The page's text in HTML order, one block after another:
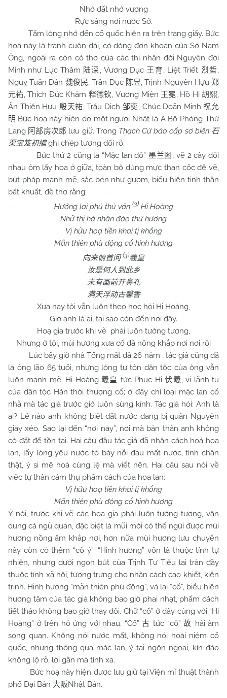
Nhớ đất nhớ vương
Rực sáng nơi nước Sở.
Tấm lòng nhớ đến cố quốc hiện ra trên trang giấy. Bức
hoạ này là tranh cuộn dài, có dòng đơn khoản của Sở Nam
Ông, ngoài ra còn có thơ của các thi nhân đời Nguyên đời
Minh như Lục Thâm 陆深 , Vương Dục 王育, Liệt Triết 烈哲,
Nguỵ Tuấn Dân 魏俊民, Trần Dục 陈昱, Trịnh Nguyên Hựu郑
元祐, Thích Đức Khâm 释德钦, Vương Miện 王冕 , Hồ Hi胡熙,
Ân Thiên Hựu 殷天祐, Trâu Dịch 邹奕, Chúc Doãn Minh祝允
明 .Bức hoạ này hiện do một người Nhật là A Bộ Phòng Thứ
Lang 阿部房次郎 lưu giữ. Trong Thạch Cừ bảo cấp sơ biên 石
渠宝笈初编ghi chép tương đối rõ.
Bức thứ 2 cũng là “Mặc lan đồ” 墨兰图 , vẽ 2 cây đối
nhau ôm lấy hoa ở giữa, toàn bộ dùng mực than cốc để vẽ,
bút pháp mạnh mẽ, sắc bén như gươm, biểu hiện tinh thần
bất khuất, đề thơ rằng:
Hướng lai phủ thủ vấn (3)Hi Hoàng
Nhữ thị hà nhân đáo thử hương
Vị hữu hoạ tiền khai tị khổng
Mãn thiên phù động cổ hinh hương
向来俯首问 (3)羲皇
汝是何人到此乡
未有画前开鼻孔
满天浮动古馨香
Xưa nay tôi vẫn luôn theo học hỏi Hi Hoàng,
Giờ anh là ai, tại sao còn đến nơi đây.
Hoạ gia trước khi vẽ phải luôn tưởng tượng,
Nhưng ở tôi, mùi hương xưa cổ đã nồng khắp nơi nơi rồi
Lúc bấy giờ nhà Tống mất đã 26 năm , tác giả cũng đã
là ông lão 65 tuổi, nhưng lòng tự tôn dân tộc của ông vẫn
luôn mạnh mẽ. Hi Hoàng 羲皇 tức Phục Hi伏羲, vị lãnh tụ
của dân tộc Hán thời thượng cổ; ở đây chỉ loại mặc lan cổ
nhã mà tác giả trước giờ luôn sùng kính. Tác giả hỏi: Anh là
ai? Lẽ nào anh không biết đất nước đang bị quân Nguyên
giày xéo. Sao lại đến “nơi này”, nơi mà bản thân anh không
có đất để tồn tại. Hai câu đầu tác giả đã nhân cách hoá hoa
lan, lấy lòng yêu nước tỏ bày nỗi đau mất nước, tình chân
thật, ý si mê hoà cùng lệ mà viết nên. Hai câu sau nói về
việc tự thân cảm thụ phẩm cách của hoa lan:
Vị hữu hoạ tiền khai tị khổng
Mãn thiên phù động cổ hinh hương
Ý nói, trước khi vẽ các hoạ gia phải luôn tưởng tượng, vận
dụng cả ngũ quan, đặc biệt là mũi mới có thể ngửi được mùi
hương nồng ấm khắp nơi, hơn nữa mùi hương lưu chuyển
này còn có thêm “cổ ý”. “Hinh hương” vốn là thuộc tính tự
nhiên, nhưng dưới ngọn bút của Trịnh Tư Tiếu lại tràn đầy
thuộc tính xã hội, tượng trưng cho nhân cách cao khiết, kiên
trinh. Hinh hương “mãn thiên phù động”, vả lại “cổ”, biểu hiện
hương tâm của tác giả không bao giờ phai nhạt, phẩm cách
tiết tháo không bao giờ thay đổi. Chữ “cổ” ở đây cùng với “Hi
Hoàng” ở trên hô ứng với nhau. “Cổ”古 tức “cố”故 hài âm
song quan. Không nói nước mất, không nói hoài niệm cố
quốc, nhưng thông qua mặc lan, ý tại ngôn ngoại, kín đáo
không lộ rõ, lời gần mà tình xa.
Bức hoạ này hiện được lưu giữ tại Viện mĩ thuật thành
phố Đại Bản 大阪Nhật Bản.